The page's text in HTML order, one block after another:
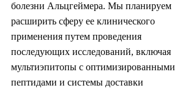
болезни Альцгеймера. Мы планируем
расширить сферу ее клинического
применения путем проведения
последующих исследований, включая
мультиэпитопы с оптимизированными
пептидами и системы доставки